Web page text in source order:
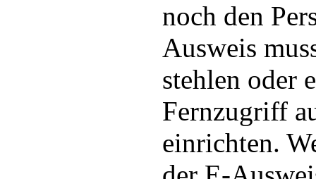
noch den
Ausweis
stehlen oder
Fernzugriff
einrichten.